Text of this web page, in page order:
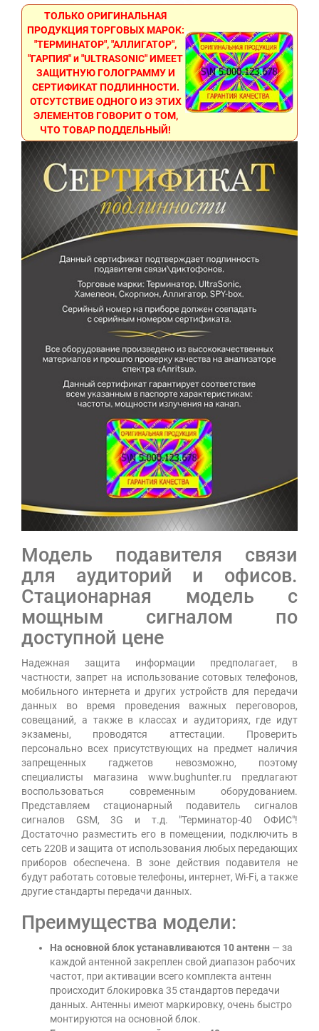
ТОЛЬКО ОРИГИНАЛЬНАЯ
ПРОДУКЦИЯ ТОРГОВЫХ МАРОК:
"ТЕРМИНАТОР", "АЛЛИГАТОР",
"ГАРПИЯ" и "ULTRASONIC" ИМЕЕТ
ЗАЩИТНУЮ ГОЛОГРАММУ И
СЕРТИФИКАТ ПОДЛИННОСТИ.
ОТСУТСТВИЕ ОДНОГО ИЗ ЭТИХ
ЭЛЕМЕНТОВ ГОВОРИТ О ТОМ,
ЧТО ТОВАР ПОДДЕЛЬНЫЙ!
Модель подавителя связи
для аудиторий и офисов.
Стационарная модель с
мощным сигналом по
доступной цене
Надежная защита информации предполагает, в
частности, запрет на использование сотовых телефонов,
мобильного интернета и других устройств для передачи
данных во время проведения важных переговоров,
совещаний, а также в классах и аудиториях, где идут
экзамены, проводятся аттестации. Проверить
персонально всех присутствующих на предмет наличия
запрещенных гаджетов невозможно, поэтому
специалисты магазина www.bughunter.ru предлагают
воспользоваться современным оборудованием.
Представляем стационарный подавитель сигналов
сигналов GSM, 3G и т.д. "Терминатор-40 ОФИС"!
Достаточно разместить его в помещении, подключить в
сеть 220В и защита от использования любых передающих
приборов обеспечена. В зоне действия подавителя не
будут работать сотовые телефоны, интернет, Wi-Fi, а также
другие стандарты передачи данных.
Преимущества модели:
На основной блок устанавливаются 10 антенн — за
каждой антенной закреплен свой диапазон рабочих
частот, при активации всего комплекта антенн
происходит блокировка 35 стандартов передачи
данных. Антенны имеют маркировку, очень быстро
монтируются на основной блок.